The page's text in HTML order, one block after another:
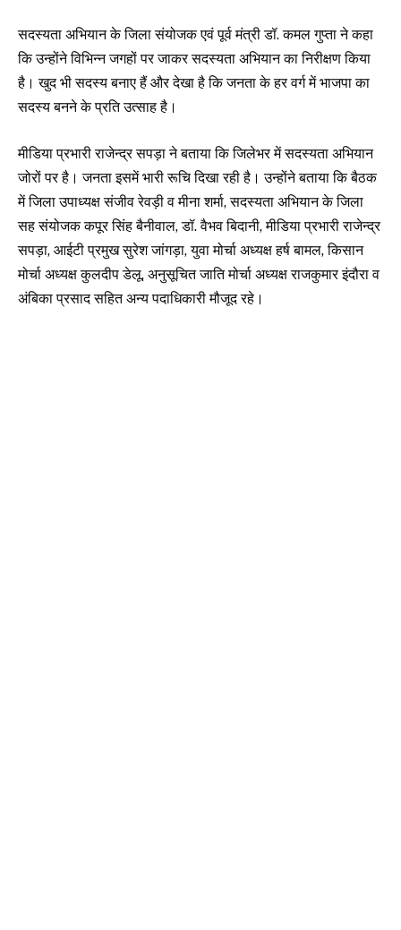
सदस्यता अभियान के जिला संयोजक एवं पूर्व मंत्री डॉ. कमल गुप्ता ने कहा
कि उन्होंने विभिन्न जगहों पर जाकर सदस्यता अभियान का निरीक्षण किया
है। खुद भी सदस्य बनाए हैं और देखा है कि जनता के हर वर्ग में भाजपा का
सदस्य बनने के प्रति उत्साह है।
मीडिया प्रभारी राजेन्द्र सपड़ा ने बताया कि जिलेभर में सदस्यता अभियान
जोरों पर है। जनता इसमें भारी रूचि दिखा रही है। उन्होंने बताया कि बैठक
में जिला उपाध्यक्ष संजीव रेवड़ी व मीना शर्मा, सदस्यता अभियान के जिला
सह संयोजक कपूर सिंह बैनीवाल, डॉ. वैभव बिदानी, मीडिया प्रभारी राजेन्द्र
सपड़ा, आईटी प्रमुख सुरेश जांगड़ा, युवा मोर्चा अध्यक्ष हर्ष बामल, किसान
मोर्चा अध्यक्ष कुलदीप डेलू, अनुसूचित जाति मोर्चा अध्यक्ष राजकुमार इंदौरा व
अंबिका प्रसाद सहित अन्य पदाधिकारी मौजूद रहे।